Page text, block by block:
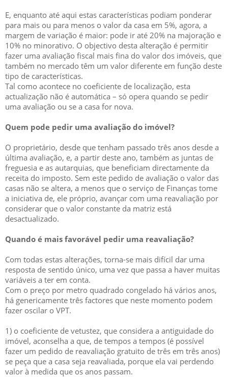
E, enquanto até aqui estas características podiam ponderar
para mais ou para menos o valor da casa em 5%, agora, a
margem de variação é maior: pode ir até 20% na majoração e
10% no minorativo. O objectivo desta alteração é permitir
fazer uma avaliação fiscal mais fina do valor dos imóveis, que
também no mercado têm um valor diferente em função deste
tipo de características.
Tal como acontece no coeficiente de localização, esta
actualização não é automática – só opera quando se pedir
uma avaliação ou se a casa for nova.
Quem pode pedir uma avaliação do imóvel?
O proprietário, desde que tenham passado três anos desde a
última avaliação, e, a partir deste ano, também as juntas de
freguesia e as autarquias, que beneficiam directamente da
receita do imposto. Sem este pedido de avaliação o valor das
casas não se altera, a menos que o serviço de Finanças tome
a iniciativa de, ele próprio, avançar com uma reavaliação por
considerar que o valor constante da matriz está
desactualizado.
Quando é mais favorável pedir uma reavaliação?
Com todas estas alterações, torna-se mais difícil dar uma
resposta de sentido único, uma vez que passa a haver muitas
variáveis a ter em conta.
Com o preço por metro quadrado congelado há vários anos,
há genericamente três factores que neste momento podem
fazer oscilar o VPT.
1) o coeficiente de vetustez, que considera a antiguidade do
imóvel, aconselha a que, de tempos a tempos (é possível
fazer um pedido de reavaliação gratuito de três em três anos)
se peça que a casa seja reavaliada, porque ela vai perdendo
valor à medida que os anos passam.